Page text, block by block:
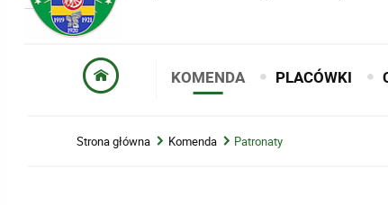
KOMENDA PLACÓWKI
Strona główna Komenda Patronaty